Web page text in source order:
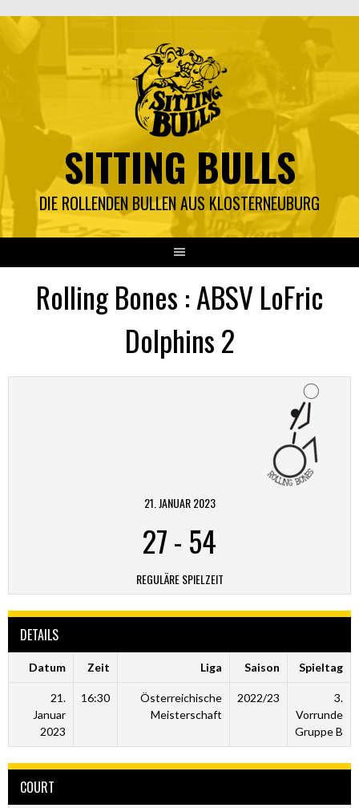
zum
Inhalt
SITTING BULLS
DIE ROLLENDEN BULLEN AUS KLOSTERNEUBURG
Rolling Bones : ABSV LoFric
Dolphins 2
21. JANUAR 2023
27- 54
REGULÄRE SPIELZEIT
DETAILS
Datum Zeit Liga Saison Spieltag
21.
Januar
2023
16:30
Österreichische
Meisterschaft
2022/23
3.
Vorrunde
Gruppe B
COURT